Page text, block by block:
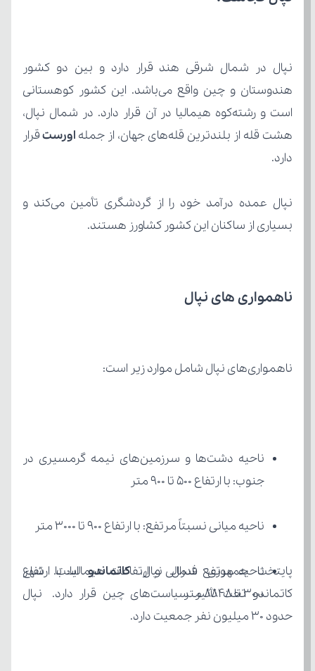
هشت قله از بلندترین قله‌های جهان، از جمله اورست
دارد.
بسیاری از ساکنان این کشور کشاورز هستند.
ناهمواری های نپال
ناهمواری‌های نپال شامل موارد زیر است:
جنوب: با ارتفاع 500 تا 900 متر
ناحیه میانی نسبتاً مرتفع: با ارتفاع 900 تا 3000 متر
3000 تا 8848 متر
پایتخت جمهوری فدرال نپال، کاتماندو
حدود 30 میلیون نفر جمعیت دارد.